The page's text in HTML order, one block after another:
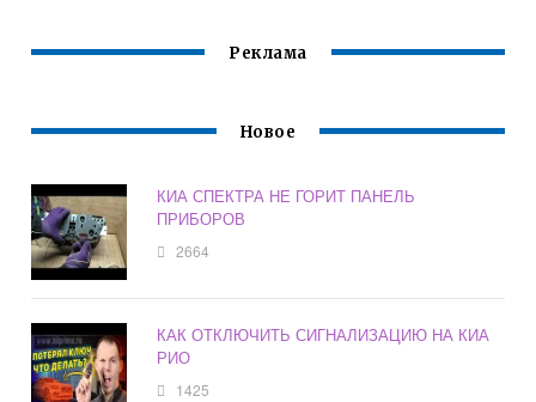
Реклама
Новое
КИА СПЕКТРА НЕ ГОРИТ ПАНЕЛЬ
ПРИБОРОВ
2664
КАК ОТКЛЮЧИТЬ СИГНАЛИЗАЦИЮ НА КИА
РИО
1425